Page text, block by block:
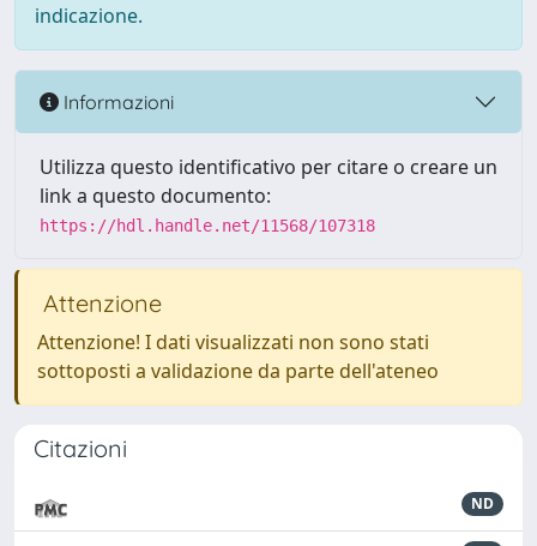
indicazione.
Informazioni
Utilizza questo identificativo per citare o creare un
link a questo documento:
https://hdl.handle.net/11568/107318
Attenzione
Attenzione! I dati visualizzati non sono stati
sottoposti a validazione da parte dell'ateneo
Citazioni
ND